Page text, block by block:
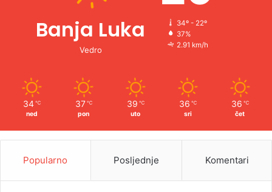
Banja Luka
Vedro
34º - 22º
37%
2.91 km/h
34 ℃
ned
37 ℃
pon
39 ℃
uto
36 ℃
sri
36 ℃
čet
Popularno Posljednje Komentari